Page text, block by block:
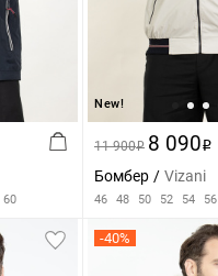
60
New!
11 900i 8 090i
Бомбер Vizani
46 48 50 52 54 56
-40%